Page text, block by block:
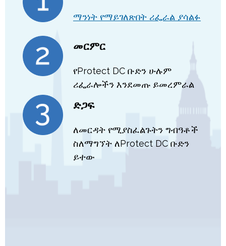
ማንነት የማይገለጽበት ሪፌራል ያሳልፉ
መርምር
የProtect DC ቡድን ሁሉም
ሪፌራሎችን እንደመጡ ይመረምራል
ድጋፍ
ለመርዳት የሚያስፈልጉትን ግብዓቶች
ስለማግኘት ለProtect DC ቡድን
ይተው